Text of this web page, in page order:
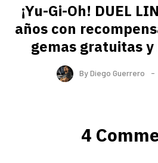
¡Yu-Gi-Oh! DUEL
años con
gemas gratuitas
ByDiego Guerrero
4